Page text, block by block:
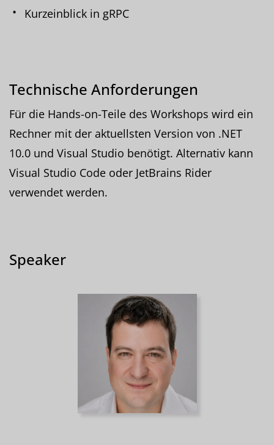
Kurzeinblick in gRPC
Technische Anforderungen
Für die Hands-on-Teile des Workshops wird ein
Rechner mit der aktuellsten Version von .NET
10.0 und Visual Studio benötigt. Alternativ kann
Visual Studio Code oder JetBrains Rider
verwendet werden.
Speaker